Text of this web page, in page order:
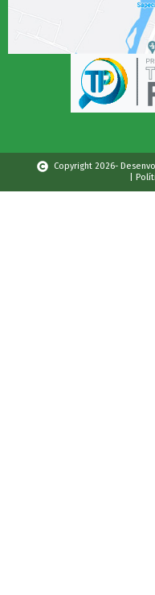
Copyright 2026-
|